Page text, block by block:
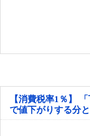
【消費税率1％】
で値下がりする分
えない店も